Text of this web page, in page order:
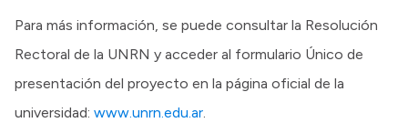
Para más información, se puede consultar la Resolución
Rectoral de la UNRN y acceder al formulario Único de
presentación del proyecto en la página oficial de la
universidad: www.unrn.edu.ar